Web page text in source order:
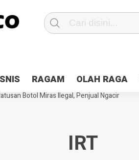
RAGAM OLAH RAGA
jam di Kota Jayapura
Pesan Sejuk Polri
Hibah Pilkada Jayapura Cair 10
Botol Miras Ilegal, Penjual Ngacir
IRT